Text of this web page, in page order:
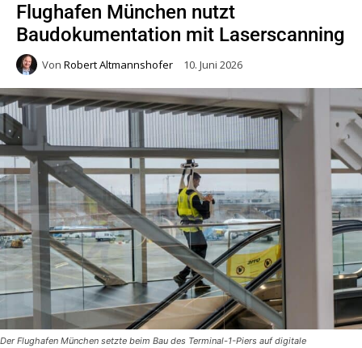
Flughafen München nutzt
Baudokumentation mit Laserscanning
Von Robert Altmannshofer 10. Juni 2026
Der Flughafen München setzte beim Bau des Terminal-1-Piers auf digitale